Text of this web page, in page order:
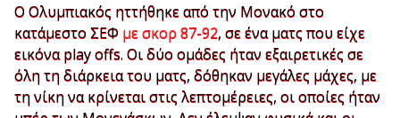
Ο Ολυμπιακός ηττήθηκε από την Μονακό στο
κατάμεστο ΣΕΦ με σκορ 87-92, σε ένα ματς που είχε
εικόνα play offs. Οι δύο ομάδες ήταν εξαιρετικές σε
όλη τη διάρκεια του ματς, δόθηκαν μεγάλες μάχες, με
τη νίκη να κρίνεται στις λεπτομέρειες, οι οποίες ήταν